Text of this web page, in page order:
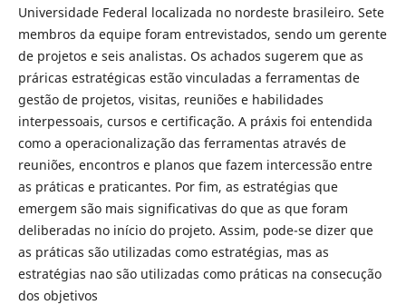
Universidade Federal localizada no nordeste brasileiro. Sete
membros da equipe foram entrevistados, sendo um gerente
de projetos e seis analistas. Os achados sugerem que as
práricas estratégicas estão vinculadas a ferramentas de
gestão de projetos, visitas, reuniões e habilidades
interpessoais, cursos e certificação. A práxis foi entendida
como a operacionalização das ferramentas através de
reuniões, encontros e planos que fazem intercessão entre
as práticas e praticantes. Por fim, as estratégias que
emergem são mais significativas do que as que foram
deliberadas no início do projeto. Assim, pode-se dizer que
as práticas são utilizadas como estratégias, mas as
estratégias nao são utilizadas como práticas na consecução
dos objetivos